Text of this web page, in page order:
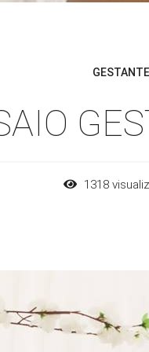
GESTANTE
1318